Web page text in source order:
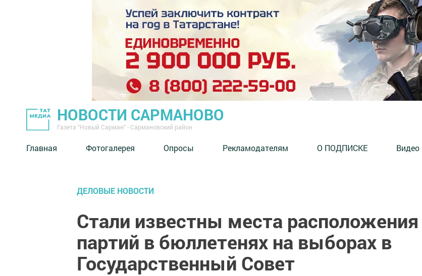
НОВОСТИ САРМАНОВО
Газета "Новый Сарман" - Сармановский район
Главная Фотогалерея Опросы Рекламодателям О ПОДПИСКЕ Видео
ДЕЛОВЫЕ НОВОСТИ
Стали известны места расположения
партий в бюллетенях на выборах в
Государственный Совет